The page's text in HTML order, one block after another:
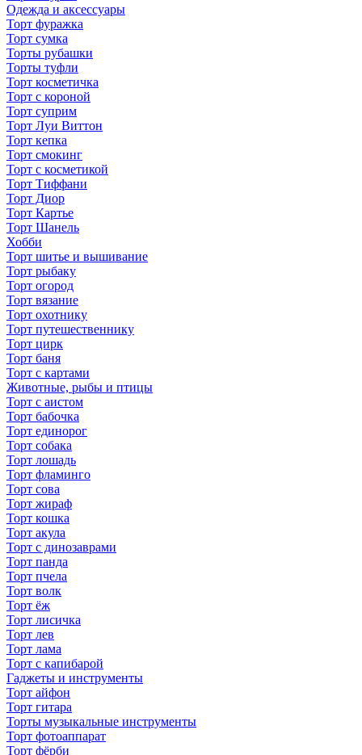
Одежда и аксессуары
Торт фуражка
Торт сумка
Торты рубашки
Торты туфли
Торт косметичка
Торт с короной
Торт суприм
Торт Луи Виттон
Торт кепка
Торт смокинг
Торт с косметикой
Торт Тиффани
Торт Диор
Торт Картье
Торт Шанель
Хобби
Торт шитье и вышивание
Торт рыбаку
Торт огород
Торт вязание
Торт охотнику
Торт путешественнику
Торт цирк
Торт баня
Торт с картами
Животные, рыбы и птицы
Торт с аистом
Торт бабочка
Торт единорог
Торт собака
Торт лошадь
Торт фламинго
Торт сова
Торт жираф
Торт кошка
Торт акула
Торт с динозаврами
Торт панда
Торт пчела
Торт волк
Торт ёж
Торт лисичка
Торт лев
Торт лама
Торт с капибарой
Гаджеты и инструменты
Торт айфон
Торт гитара
Торты музыкальные инструменты
Торт фотоаппарат
Торт фёрби